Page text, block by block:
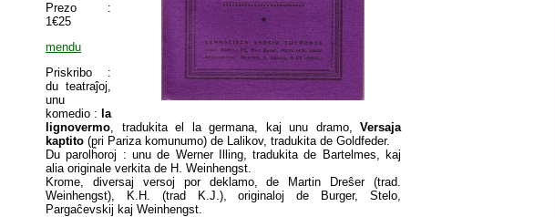
Prezo :
1€25
mendu
Priskribo :
du teatraĵoj,
unu
komedio : la
lignovermo , tradukita el la germana, kaj unu dramo, Versaja
kaptito (pri Pariza komunumo) de Lalikov, tradukita de Goldfeder.
Du parolĥoroj : unu de Werner Illing, tradukita de Bartelmes, kaj
alia originale verkita de H. Weinhengst.
Krome, diversaj versoj por deklamo, de Martin Dreŝer (trad.
Weinhengst), K.H. (trad K.J.), originaloj de Burger, Stelo,
Pargaĉevskij kaj Weinhengst.